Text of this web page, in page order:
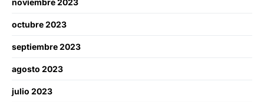
noviembre 2023
octubre 2023
septiembre 2023
agosto 2023
julio 2023